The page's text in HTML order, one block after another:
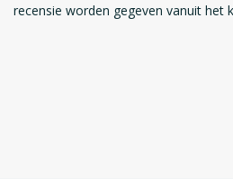
recensie worden gegeven vanuit het